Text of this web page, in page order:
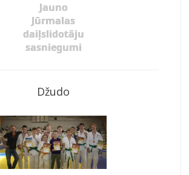
Jauno
Jūrmalas
daiļslidotāju
sasniegumi
Džudo